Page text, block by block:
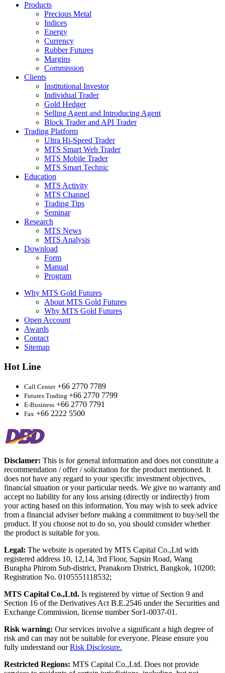
Products
Precious Metal
Indices
Energy
Currency
Rubber Futures
Margins
Commission
Clients
Institutional Investor
Individual Trader
Gold Hedger
Selling Agent and Introducing Agent
Block Trader and API Trader
Trading Platform
Ultra Hi-Speed Trader
MTS Smart Web Trader
MTS Mobile Trader
MTS Smart Technic
Education
MTS Activity
MTS Channel
Trading Tips
Seminar
Research
MTS News
MTS Analysis
Download
Form
Manual
Program
Why MTS Gold Futures
About MTS Gold Futures
Why MTS Gold Futures
Open Account
Awards
Contact
Sitemap
Hot Line
Call Center+66 2770 7789
Futures Trading +66 2770 7799
E-Business +66 2770 7791
Fax +66 2222 5500
Disclamer: This is for general information and does not constitute a
recommendation / offer / solicitation for the product mentioned. It
does not have any regard to your specific investment objectives,
financial situation or your particular needs. We give no warranty and
accept no liability for any loss arising (directly or indirectly) from
your acting based on this information. You may wish to seek advice
from a financial adviser before making a commitment to buy/sell the
product. If you choose not to do so, you should consider whether
the product is suitable for you.
Legal: The website is operated by MTS Capital Co.,Ltd with
registered address 10, 12,14, 3rd Floor, Sapsin Road, Wang
Burapha Phirom Sub-district, Pranakorn District, Bangkok, 10200;
Registration No. 0105551118532;
MTS Capital Co.,Ltd. Is registered by virtue of Section 9 and
Section 16 of the Derivatives Act B.E.2546 under the Securities and
Exchange Commission, license number Sor1-0037-01.
Risk warning: Our services involve a significant a high degree of
risk and can may not be suitable for everyone. Please ensure you
fully understand ourRisk Disclosure.
Restricted Regions: MTS Capital Co.,Ltd. Does not provide